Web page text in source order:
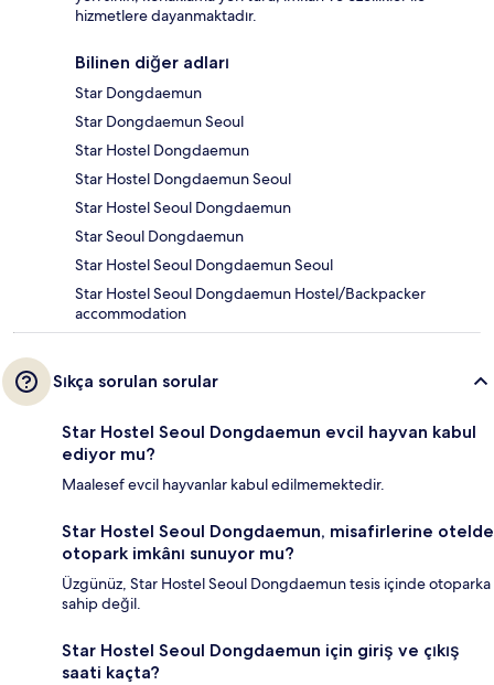
hizmetlere dayanmaktadır.
Bilinen diğer adları
Star Dongdaemun
Star Dongdaemun Seoul
Star Hostel Dongdaemun
Star Hostel Dongdaemun Seoul
Star Hostel Seoul Dongdaemun
Star Seoul Dongdaemun
Star Hostel Seoul Dongdaemun Seoul
Star Hostel Seoul Dongdaemun Hostel/Backpacker
accommodation
Sıkça sorulan sorular
Star Hostel Seoul Dongdaemun evcil hayvan kabul
ediyor mu?
Maalesef evcil hayvanlar kabul edilmemektedir.
Star Hostel Seoul Dongdaemun, misafirlerine otelde
otopark imkânı sunuyor mu?
Üzgünüz, Star Hostel Seoul Dongdaemun tesis içinde otoparka
sahip değil.
Star Hostel Seoul Dongdaemun için giriş ve çıkış
saati kaçta?